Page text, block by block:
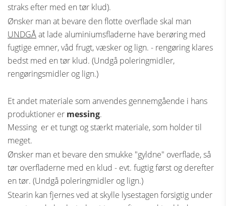
straks efter med en tør klud).
Ønsker man at bevare den flotte overflade skal man
UNDGÅat lade aluminiumsfladerne have berøring med
fugtige emner, våd frugt, væsker og lign. - rengøring klares
bedst med en tør klud. (Undgå poleringmidler,
rengøringsmidler og lign.)
Et andet materiale som anvendes gennemgående i hans
produktioner er messing.
Messing er et tungt og stærkt materiale, som holder til
meget.
Ønsker man et bevare den smukke "gyldne" overflade, så
tør overfladerne med en klud - evt. fugtig først og derefter
en tør. (Undgå poleringmidler og lign.)
Stearin kan fjernes ved at skylle lysestagen forsigtig under